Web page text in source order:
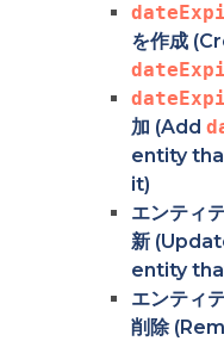
を作成
加 (Add
entity
it)
エンティ
新
entity
エンティ
削除